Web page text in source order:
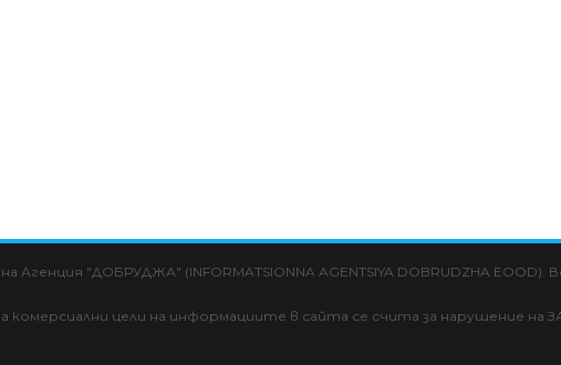
cookie law
"ДОБРУДЖА" (INFORMATSIONNA AGENTSIYA DOBRUDZHA EOOD).
комерсиални цели на информациите в сайта се счита за нарушение на